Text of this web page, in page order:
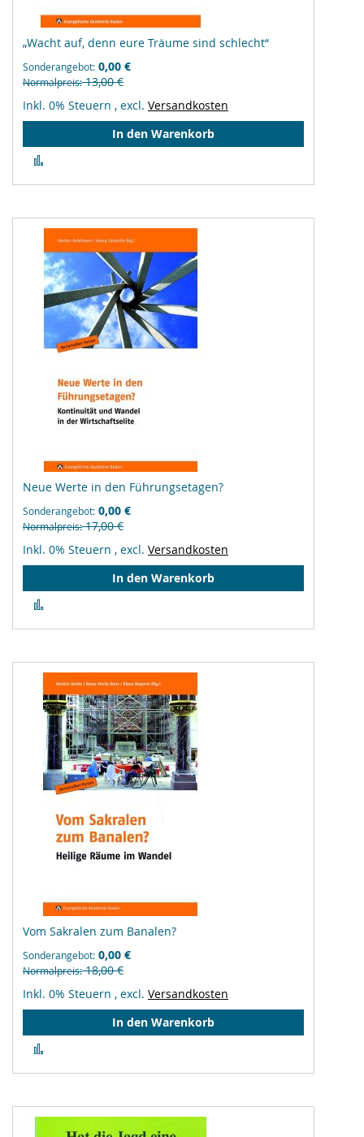
„Wacht auf, denn eure Träume sind schlecht“
Sonderangebot 0,00 €
Normalpreis 13,00 €
Inkl. 0% Steuern , excl. Versandkosten
In den Warenkorb
hinzufügen
Neue Werte in den Führungsetagen?
Sonderangebot 0,00 €
Normalpreis 17,00 €
Inkl. 0% Steuern , excl. Versandkosten
In den Warenkorb
hinzufügen
Vom Sakralen zum Banalen?
Sonderangebot 0,00 €
Normalpreis 18,00 €
Inkl. 0% Steuern , excl. Versandkosten
In den Warenkorb
hinzufügen